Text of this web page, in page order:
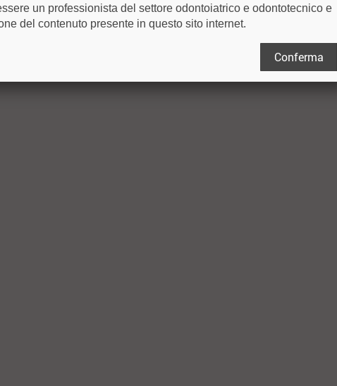
un professionista del settore odontoiatrico e odontotecnico e
del contenuto presente in questo sito internet.
Conferma